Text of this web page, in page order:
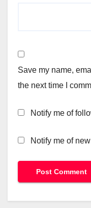
Save my name,
the next time I
Notify me of
Notify me of